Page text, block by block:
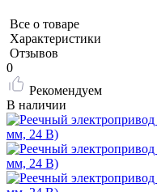
Все о товаре
Характеристики
Отзывов
0
Рекомендуем
В наличии